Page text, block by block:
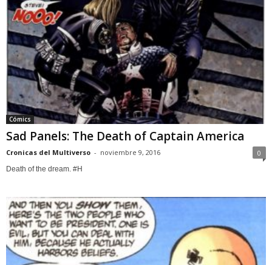
Cómics
Sad Panels: The Death of Captain America
Cronicas del Multiverso - noviembre 9, 2016 0
Death of the dream. #H